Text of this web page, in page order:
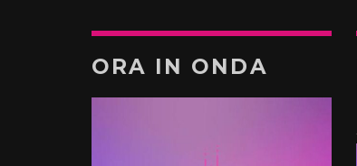
ORA IN ONDA